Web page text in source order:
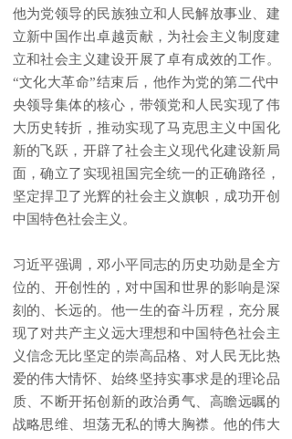
他为党领导的民族独立和人民解放事业、建
立新中国作出卓越贡献，为社会主义制度建
立和社会主义建设开展了卓有成效的工作。
“文化大革命”结束后，他作为党的第二代中
央领导集体的核心，带领党和人民实现了伟
大历史转折，推动实现了马克思主义中国化
新的飞跃，开辟了社会主义现代化建设新局
面，确立了实现祖国完全统一的正确路径，
坚定捍卫了光辉的社会主义旗帜，成功开创
中国特色社会主义。
习近平强调，邓小平同志的历史功勋是全方
位的、开创性的，对中国和世界的影响是深
刻的、长远的。他一生的奋斗历程，充分展
现了对共产主义远大理想和中国特色社会主
义信念无比坚定的崇高品格、对人民无比热
爱的伟大情怀、始终坚持实事求是的理论品
质、不断开拓创新的政治勇气、高瞻远瞩的
战略思维、坦荡无私的博大胸襟。他的伟大